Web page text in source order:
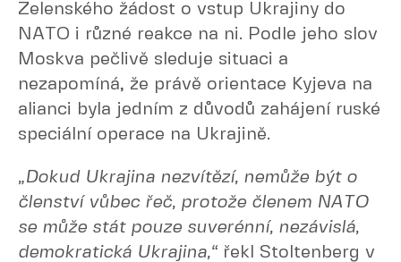
Zelenského žádost o vstup Ukrajiny do
NATO i různé reakce na ni. Podle jeho slov
Moskva pečlivě sleduje situaci a
nezapomíná, že právě orientace Kyjeva na
alianci byla jedním z důvodů zahájení ruské
speciální operace na Ukrajině.
„Dokud Ukrajina nezvítězí, nemůže být o
členství vůbec řeč, protože členem NATO
se může stát pouze suverénní, nezávislá,
demokratická Ukrajina,“ řekl Stoltenberg v